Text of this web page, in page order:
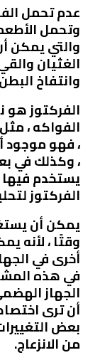
عدم تحمل
وتحمل
والتي يمكن
الغثيان
وانتفاخ
الفركتوز
الفواكه ،
، فهو موجود
، وكذلك في
يستخدم فيها
الفركتوز
يمكن أن
وقتًا ، لأنه
أخرى في
في هذه
الجهاز
أن ترى
بعض
من الانزعاج.